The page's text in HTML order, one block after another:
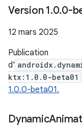
Version 1.0.0-
12 mars 2025
Publication
d'
ktx:1.0.0-beta01
1.0.0-beta01.
Dynamic